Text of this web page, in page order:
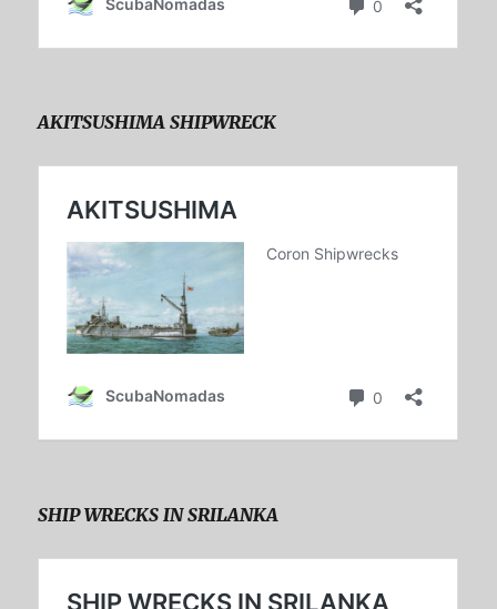
AKITSUSHIMA SHIPWRECK
SHIP WRECKS IN SRILANKA